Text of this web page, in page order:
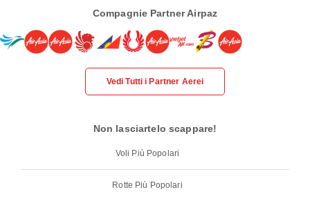
Compagnie Partner Airpaz
Vedi Tutti i Partner Aerei
Non lasciartelo scappare!
Voli Più Popolari
Rotte Più Popolari